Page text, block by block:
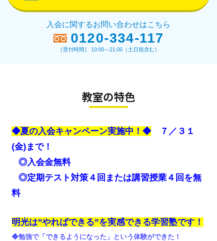
入会に関するお問い合わせはこちら
0120-334-117
［受付時間］ 10:00～21:00（土日祝含む）
教室の特色
◆夏の入会キャンペーン実施中！◆７／３１
(金)まで！
◎入会金無料
◎定期テスト対策４回または講習授業４回を無
料
明光は”やればできる”を実感できる学習塾です！
◆勉強で「できるようになった」という体験ができた！